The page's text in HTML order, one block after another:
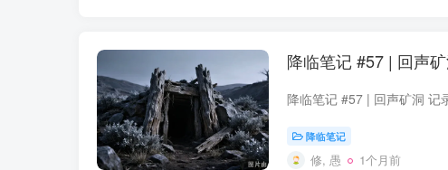
降临笔记 #57 | 回声
降临笔记
修, 愚 1个月前